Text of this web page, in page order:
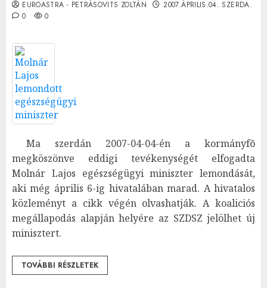
EUROASTRA - PETRÁSOVITS ZOLTÁN
2007.ÁPRILIS.04. SZERDA.
0
0
Ma szerdán 2007-04-04-én a kormányfõ
megköszönve eddigi tevékenységét elfogadta
Molnár Lajos egészségügyi miniszter lemondását,
aki még április 6-ig hivatalában marad. A hivatalos
közleményt a cikk végén olvashatják. A koaliciós
megállapodás alapján helyére az SZDSZ jelölhet új
minisztert.
TOVÁBBI RÉSZLETEK